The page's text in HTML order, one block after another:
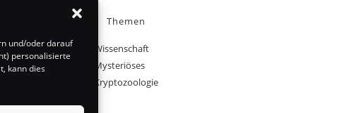
und/oder darauf
personalisierte
kann dies
Themen
Wissenschaft
Mysteriöses
Kryptozoologie